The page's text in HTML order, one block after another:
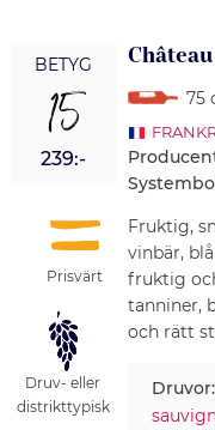
BETYG
15
239:-
Prisvärt
Druv- eller
distrikttypisk
75
Fruktig,
vinbär,
fruktig
tanniner,
och rätt
Druvor: